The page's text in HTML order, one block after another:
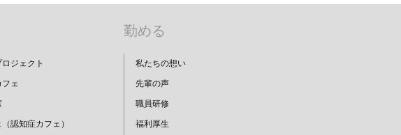
ジェクト
ェ
認知症カフェ）
勤める
私たちの想い
先輩の声
職員研修
福利厚生